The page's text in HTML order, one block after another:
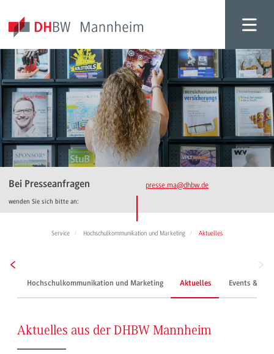
Bei Presseanfragen
wenden Sie sich bitte an:
presse.ma@dhbw.de
Service Hochschulkommunikation und Marketing Aktuelles
Hochschulkommunikation und Marketing Aktuelles Events &
Aktuelles aus der DHBW Mannheim